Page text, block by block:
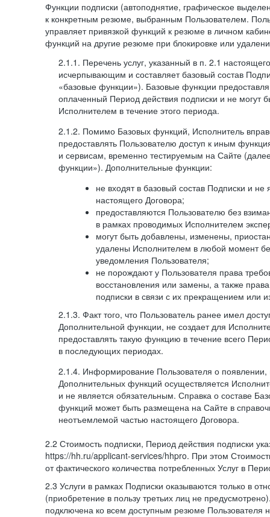
Функции подписки (автоподнятие, графическое
к конкретным резюме, выбранным Пользователем.
управляет привязкой функций к резюме в личном
функций на другие резюме при блокировке или
2.1.1. Перечень услуг, указанный в п. 2.1
исчерпывающим и составляет базовый состав
«базовые функции»). Базовые функции
оплаченный Период действия подписки и не могут
Исполнителем в течение этого периода.
2.1.2. Помимо Базовых функций, Исполнитель
предоставлять Пользователю доступ к иным
и сервисам, временно тестируемым на Сайте
функции»). Дополнительные функции:
не входят в базовый состав Подписки и
настоящего Договора;
предоставляются Пользователю без
в рамках проводимых Исполнителем
могут быть добавлены, изменены,
удалены Исполнителем в любой момент
уведомления Пользователя;
не порождают у Пользователя права
восстановления или замены, а также
подписки в связи с их прекращением или
2.1.3. Факт того, что Пользователь ранее имел
Дополнительной функции, не создает для
предоставлять такую функцию в течение всего
в последующих периодах.
2.1.4. Информирование Пользователя о
Дополнительных функций осуществляется
и не является обязательным. Справка о составе
функций может быть размещена на Сайте в
неотъемлемой частью настоящего Договора.
2.2 Стоимость подписки, Период действия подписки
https://hh.ru/applicant-services/hhpro. При этом
от фактического количества потребленных Услуг в
2.3 Услуги в рамках Подписки оказываются только в
(приобретение в пользу третьих лиц не
подключена ко всем доступным резюме Пользователя